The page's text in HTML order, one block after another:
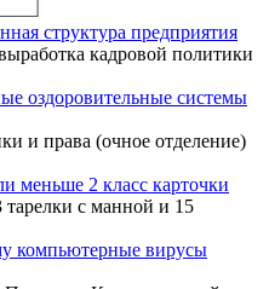
структура предприятия
кадровой политики
оздоровительные системы
и права (очное отделение)
меньше 2 класс карточки
с манной и 15
компьютерные вирусы